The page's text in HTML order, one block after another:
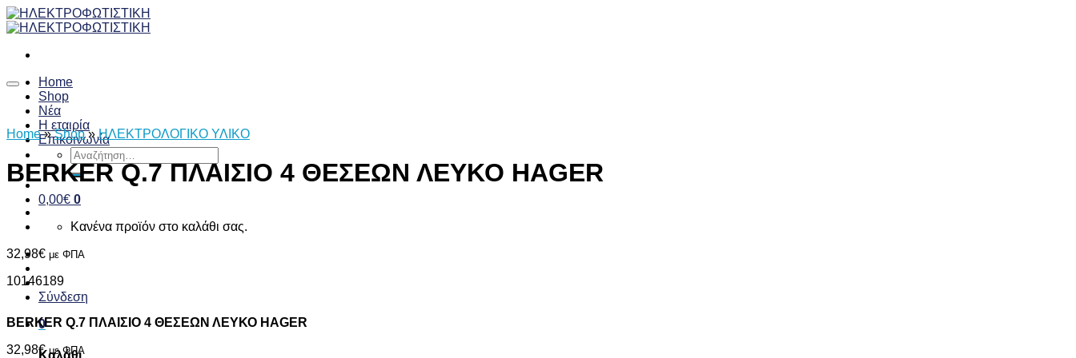
Skip
to
Home
Shop
Νέα
Η εταιρία
Επικοινωνία
Αναζήτηση
για:
0,00€ 0
Κανένα προϊόν στο καλάθι σας.
Σύνδεση
0
Home » Shop » ΗΛΕΚΤΡΟΛΟΓΙΚΟ ΥΛΙΚΟ
BERKER Q.7 ΠΛΑΙΣΙΟ 4 ΘΕΣΕΩΝ ΛΕΥΚΟ HAGER
32,98€ με ΦΠΑ
10146189
BERKER Q.7 ΠΛΑΙΣΙΟ 4 ΘΕΣΕΩΝ ΛΕΥΚΟ HAGER
32,98€ με ΦΠΑ